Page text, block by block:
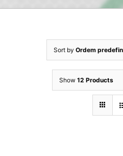
Sort by Ordem
Show 12 Products